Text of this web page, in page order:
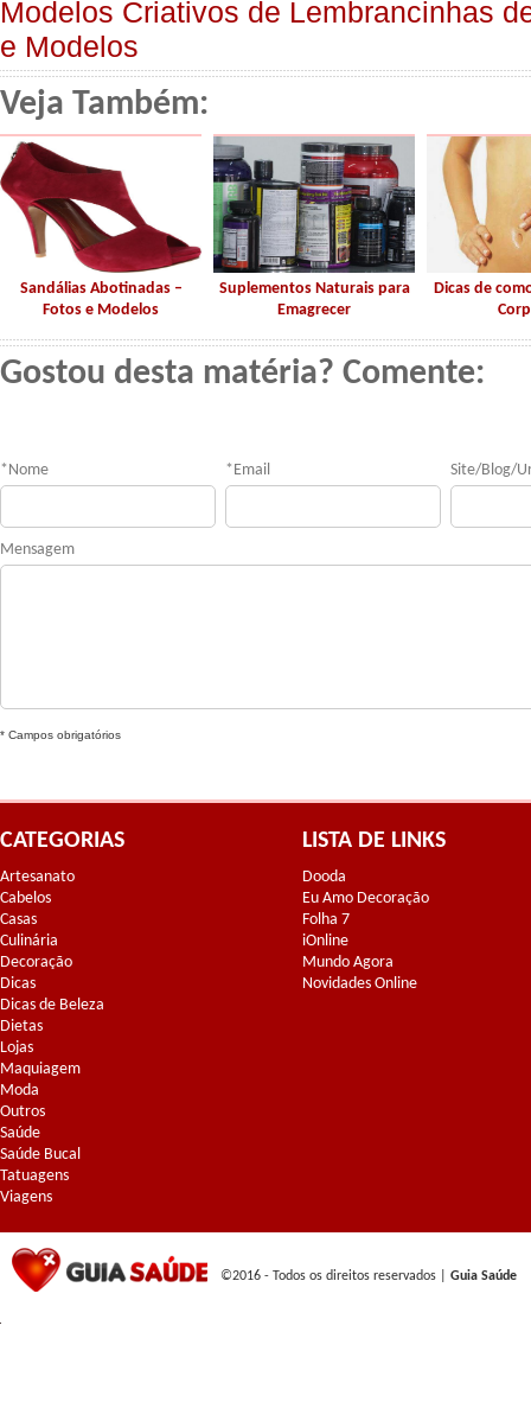
Modelos Criativos de Lembrancinhas
e Modelos
Veja Também:
Sandálias Abotinadas –
Fotos e Modelos
Suplementos Naturais para
Emagrecer
Dicas de
Gostou desta matéria? Comente:
* Nome * Email Site/Blog/
Mensagem
* Campos obrigatórios
CATEGORIAS
Artesanato
Cabelos
Casas
Culinária
Decoração
Dicas
Dicas de Beleza
Dietas
Lojas
Maquiagem
Moda
Outros
Saúde
Saúde Bucal
Tatuagens
Viagens
LISTA DE LINKS
Dooda
Eu Amo Decoração
Folha 7
iOnline
Mundo Agora
Novidades Online
©2016 - Todos os direitos reservados | Guia Saúde